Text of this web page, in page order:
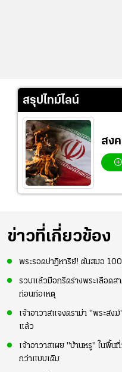
สรุปไทม์ไลน์
สง
ข่าวที่เกี่ยวข้อง
พระรอดปาฏิหาริย์! ต้นสมอ
รวบแล้วมือกรีดร่างพระเลือดส
ก่อนก่อเหตุ
เจ้าอาวาสแจงดราม่า "พระสง
แล้ว
เจ้าอาวาสเผย "บ้านหรู" ในพื้น
กว่าแบบเดิม